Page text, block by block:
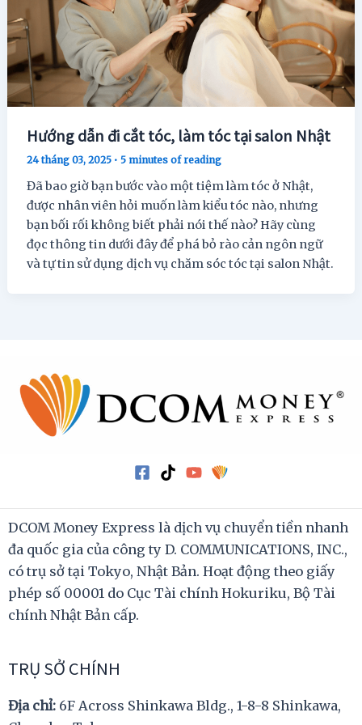
Hướng dẫn đi cắt tóc, làm tóc tại salon Nhật
24 tháng 03, 2025 •5 minutes of reading
Đã bao giờ bạn bước vào một tiệm làm tóc ở Nhật,
được nhân viên hỏi muốn làm kiểu tóc nào, nhưng
bạn bối rối không biết phải nói thế nào? Hãy cùng
đọc thông tin dưới đây để phá bỏ rào cản ngôn ngữ
và tự tin sử dụng dịch vụ chăm sóc tóc tại salon Nhật.
DCOM Money Express là dịch vụ chuyển tiền nhanh
đa quốc gia của công ty D. COMMUNICATIONS, INC.,
có trụ sở tại Tokyo, Nhật Bản. Hoạt động theo giấy
phép số 00001 do Cục Tài chính Hokuriku, Bộ Tài
chính Nhật Bản cấp.
TRỤ SỞ CHÍNH
Địa chỉ: 6F Across Shinkawa Bldg., 1-8-8 Shinkawa,